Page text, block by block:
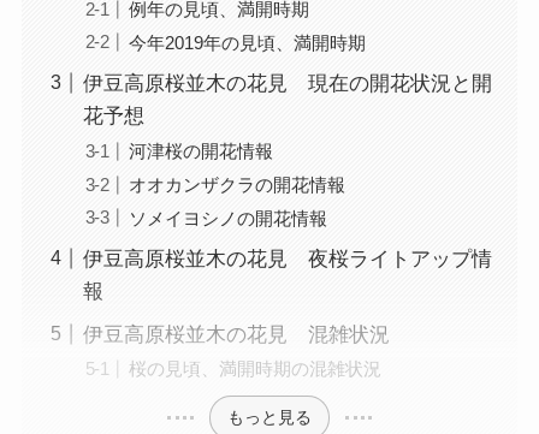
例年の見頃、満開時期
今年2019年の見頃、満開時期
伊豆高原桜並木の花見 現在の開花状況と開
花予想
河津桜の開花情報
オオカンザクラの開花情報
ソメイヨシノの開花情報
伊豆高原桜並木の花見 夜桜ライトアップ情
報
伊豆高原桜並木の花見 混雑状況
桜の見頃、満開時期の混雑状況
もっと見る